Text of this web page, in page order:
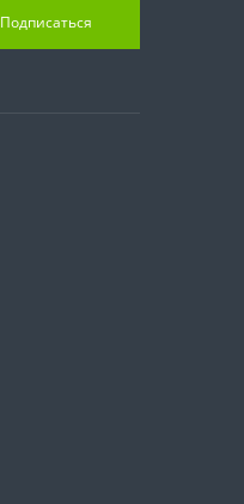
Подписаться